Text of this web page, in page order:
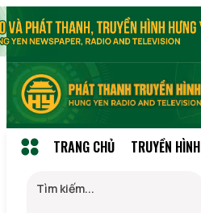
TRANG CHỦ TRUYỀN HÌNH